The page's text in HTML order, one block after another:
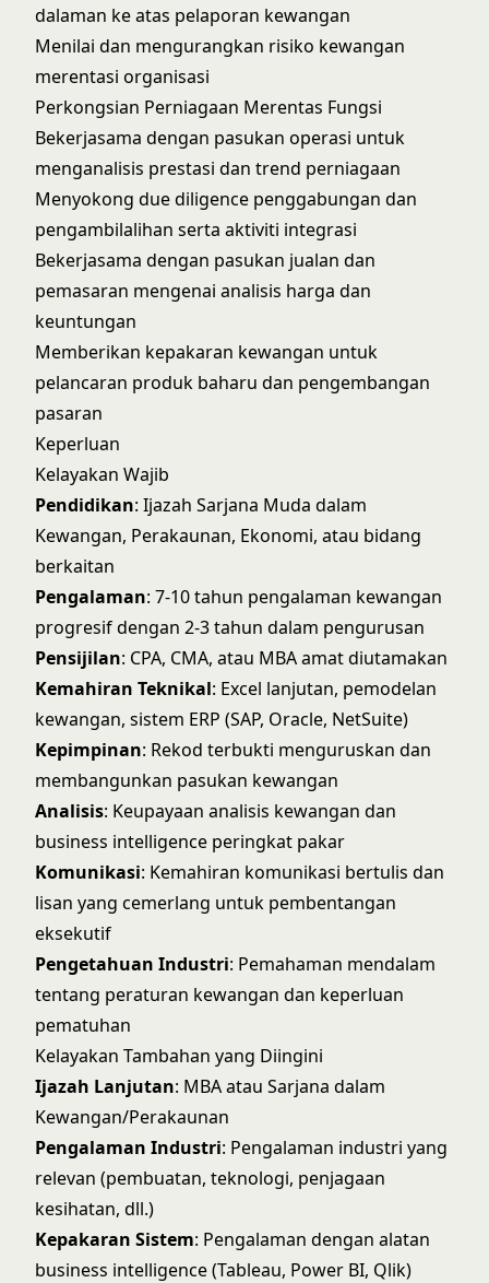
dalaman ke atas pelaporan kewangan
Menilai dan mengurangkan risiko kewangan
merentasi organisasi
Perkongsian Perniagaan Merentas Fungsi
Bekerjasama dengan pasukan operasi untuk
menganalisis prestasi dan trend perniagaan
Menyokong due diligence penggabungan dan
pengambilalihan serta aktiviti integrasi
Bekerjasama dengan pasukan jualan dan
pemasaran mengenai analisis harga dan
keuntungan
Memberikan kepakaran kewangan untuk
pelancaran produk baharu dan pengembangan
pasaran
Keperluan
Kelayakan Wajib
Pendidikan: Ijazah Sarjana Muda dalam
Kewangan, Perakaunan, Ekonomi, atau bidang
berkaitan
Pengalaman: 7-10 tahun pengalaman kewangan
progresif dengan 2-3 tahun dalam pengurusan
Pensijilan: CPA, CMA, atau MBA amat diutamakan
Kemahiran Teknikal: Excel lanjutan, pemodelan
kewangan, sistem ERP (SAP, Oracle, NetSuite)
Kepimpinan: Rekod terbukti menguruskan dan
membangunkan pasukan kewangan
Analisis: Keupayaan analisis kewangan dan
business intelligence peringkat pakar
Komunikasi: Kemahiran komunikasi bertulis dan
lisan yang cemerlang untuk pembentangan
eksekutif
Pengetahuan Industri: Pemahaman mendalam
tentang peraturan kewangan dan keperluan
pematuhan
Kelayakan Tambahan yang Diingini
Ijazah Lanjutan: MBA atau Sarjana dalam
Kewangan/Perakaunan
Pengalaman Industri: Pengalaman industri yang
relevan (pembuatan, teknologi, penjagaan
kesihatan, dll.)
Kepakaran Sistem: Pengalaman dengan alatan
business intelligence (Tableau, Power BI, Qlik)